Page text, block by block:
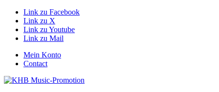
Link zu Facebook
Link zu X
Link zu Youtube
Link zu Mail
Mein Konto
Contact